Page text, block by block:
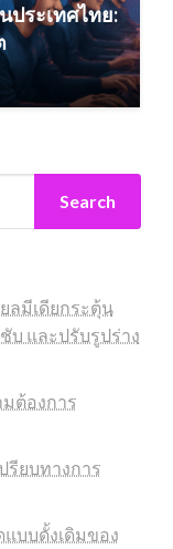
ประเทศไทย:
Search
ลมีเดียกระตุ้น
บ และปรับรูปร่าง
มต้องการ
รียบทางการ
บบดั้งเดิมของ